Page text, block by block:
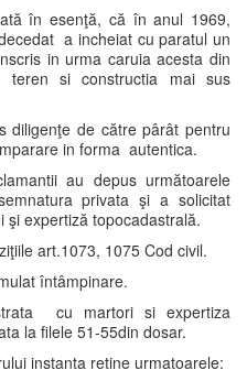
în esenţă, că în anul 1969,
a incheiat cu paratul un
in urma caruia acesta din
teren si constructia mai sus
diligenţe de către pârât pentru
in forma autentica.
au depus următoarele
privata şi a solicitat
expertiză topocadastrală.
art.1073, 1075 Cod civil.
întâmpinare.
cu martori si expertiza
la filele 51-55din dosar.
instanta retine urmatoarele: